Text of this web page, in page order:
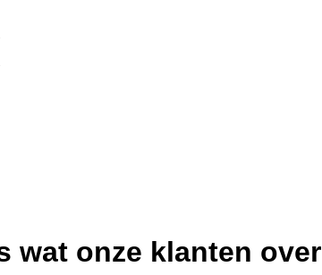
wat onze klanten over